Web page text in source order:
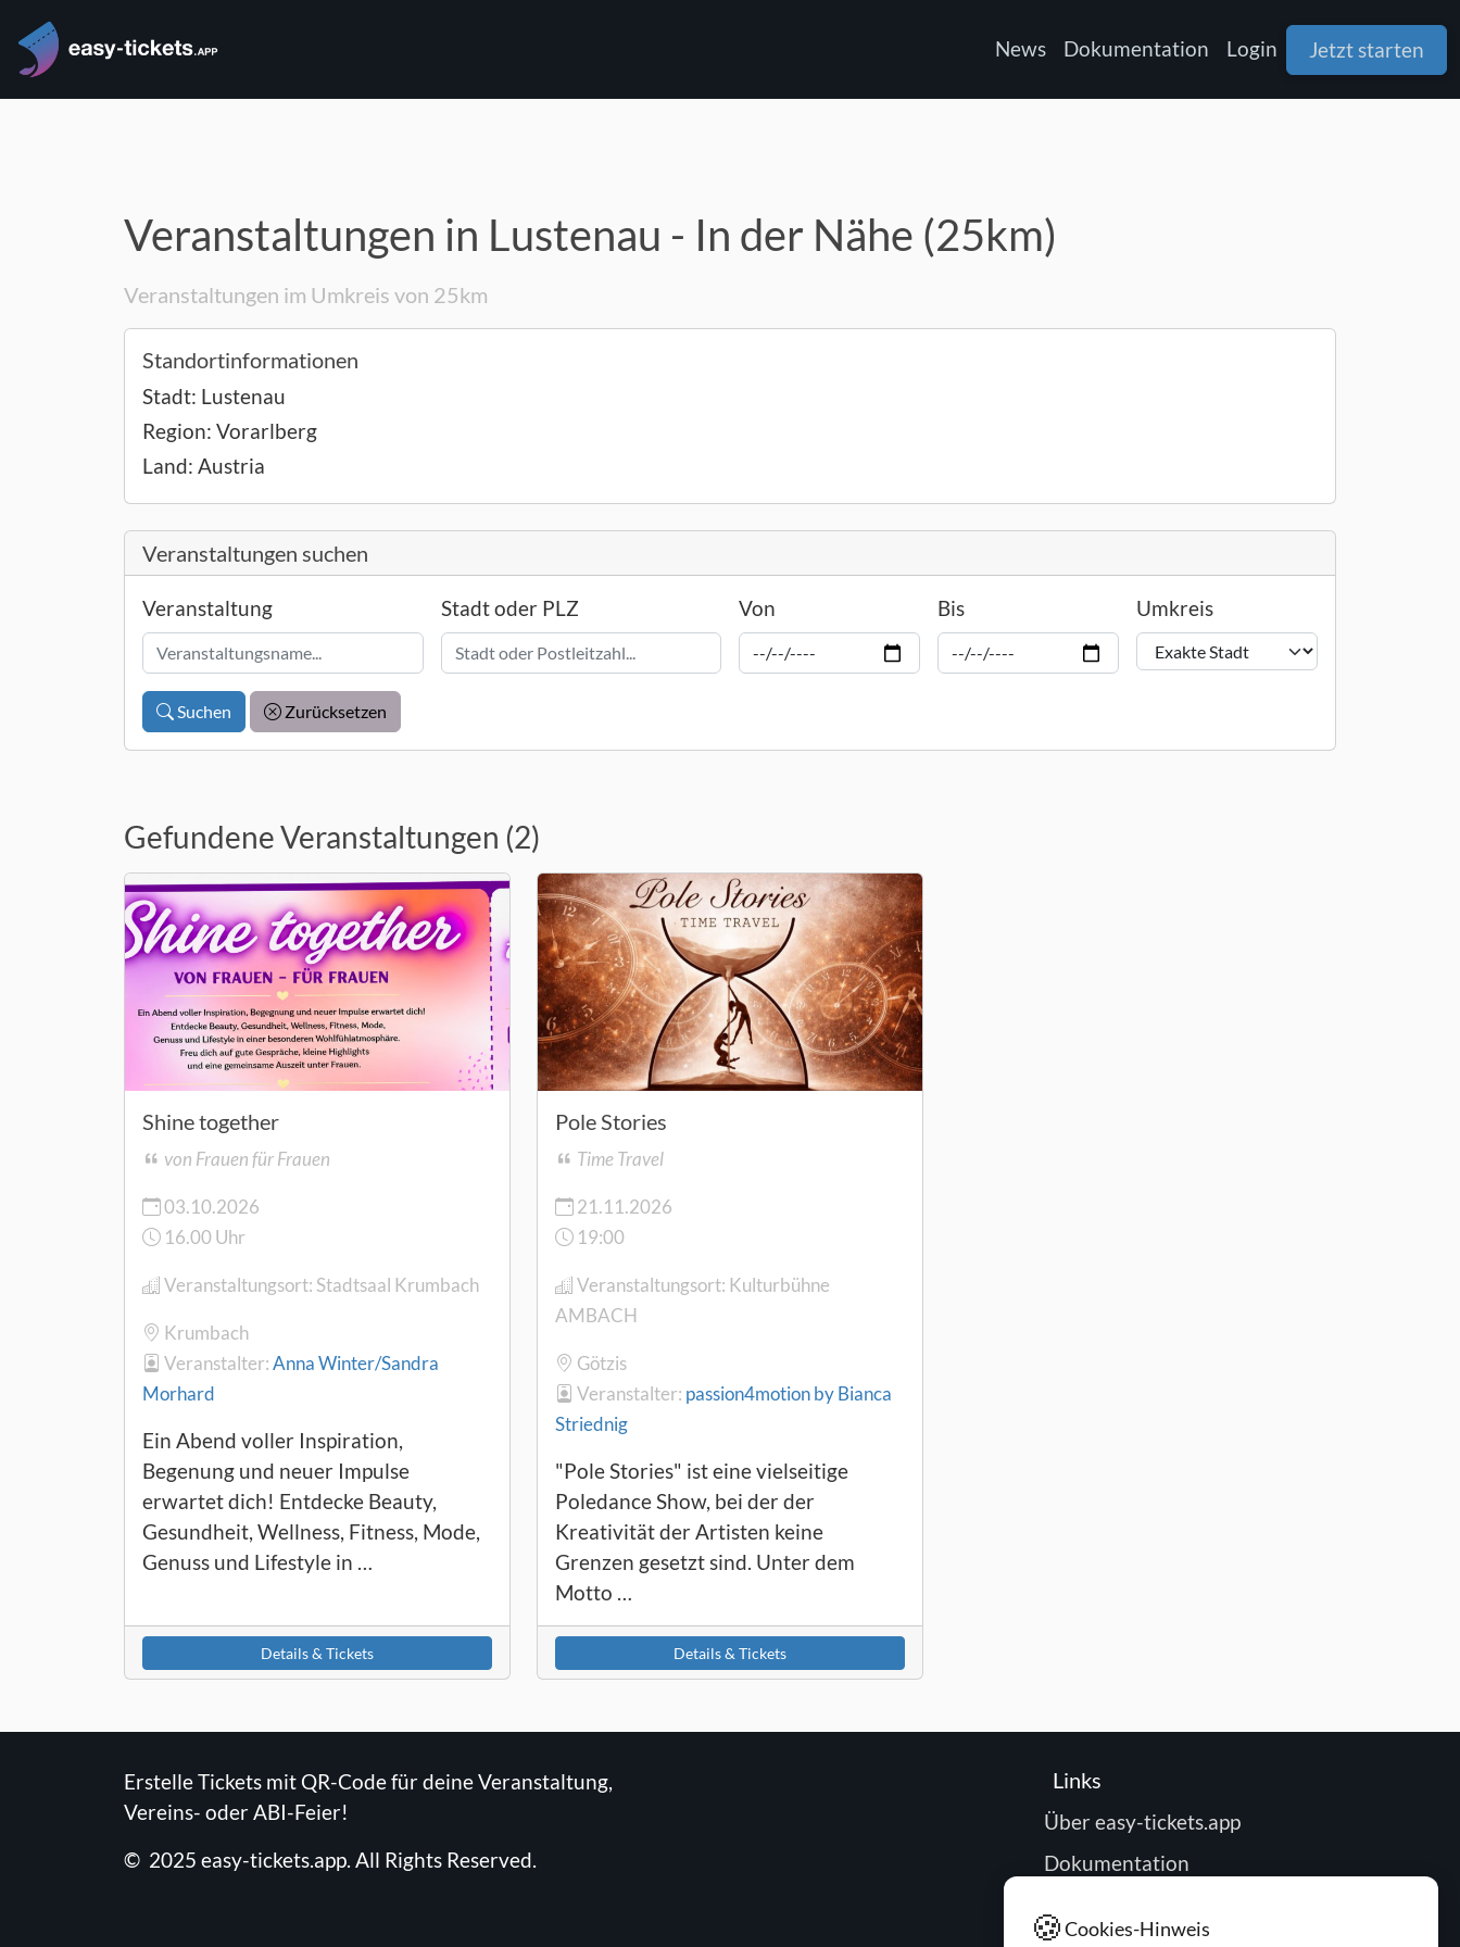
News Dokumentation Login Jetzt starten
Veranstaltungen in Lustenau - In der Nähe (25km)
Veranstaltungen im Umkreis von 25km
Standortinformationen
Stadt: Lustenau
Region: Vorarlberg
Land: Austria
Veranstaltungen suchen
Veranstaltung Stadt oder PLZ Von Bis Umkreis
Suchen Zurücksetzen
Gefundene Veranstaltungen (2)
Shine together
von Frauen für Frauen
03.10.2026
16.00 Uhr
Veranstaltungsort: Stadtsaal Krumbach
Krumbach
Veranstalter:Anna Winter/Sandra
Morhard
Ein Abend voller Inspiration,
Begenung und neuer Impulse
erwartet dich! Entdecke Beauty,
Gesundheit, Wellness, Fitness, Mode,
Genuss und Lifestyle in …
Details & Tickets
Pole Stories
Time Travel
21.11.2026
19:00
Veranstaltungsort: Kulturbühne
AMBACH
Götzis
Veranstalter: passion4motion by Bianca
Striednig
"Pole Stories" ist eine vielseitige
Poledance Show, bei der der
Kreativität der Artisten keine
Grenzen gesetzt sind. Unter dem
Motto …
Details & Tickets
Erstelle Tickets mit QR-Code für deine Veranstaltung,
Vereins- oder ABI-Feier!
© 2025 easy-tickets.app. All Rights Reserved.
Links
Über easy-tickets.app
Dokumentation
🍪Cookies-Hinweis